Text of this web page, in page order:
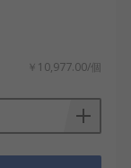
￥10,977.00/個